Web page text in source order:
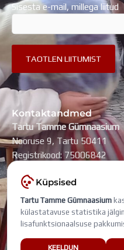
Sisesta e-mail, millega liitud
Kontaktandmed
Tartu Tamme Gümnaasium
Nooruse 9, Tartu 50411
Registrikood: 75006842
KONTAKTID
SearchSearch
Küpsised
Tartu Tamme Gümnaasium
külastatavuse statistika
lisafunktsionaalsuse
KEELDUN